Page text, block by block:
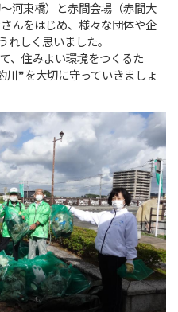
河東橋）と赤間会場（赤間大
んをはじめ、様々な団体や企
れしく思いました。
、住みよい環境をつくるた
川❞を大切に守っていきましょ